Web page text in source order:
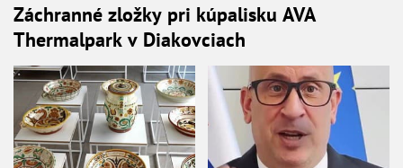
Záchranné zložky pri kúpalisku AVA
Thermalpark v Diakovciach